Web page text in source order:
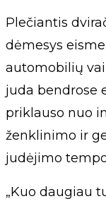
Plečiantis
dėmesys
automobilių
juda bendrose
priklauso nuo
ženklinimo ir
judėjimo
„Kuo daugiau